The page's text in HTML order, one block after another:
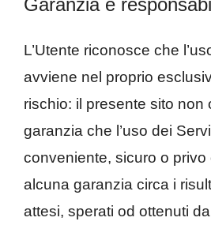
L’Utente riconosce che
avviene nel proprio
rischio: il presente sito non
garanzia che l’uso dei
conveniente, sicuro o privo
alcuna garanzia circa i
attesi, sperati od ottenuti